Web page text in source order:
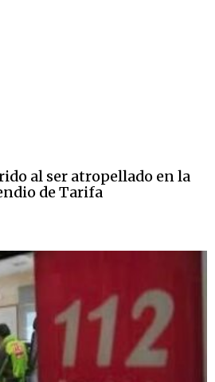
al ser atropellado en la
de Tarifa